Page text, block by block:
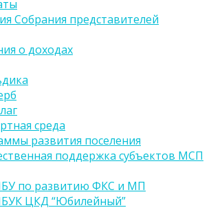
Собрания представителей
о доходах
среда
развития поселения
поддержка субъектов МСП
по развитию ФКС и МП
ЦКД “Юбилейный”